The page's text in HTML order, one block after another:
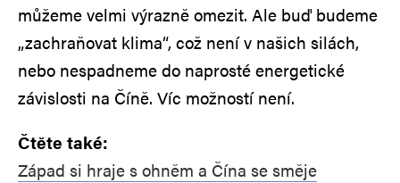
můžeme velmi výrazně omezit. Ale buď budeme
„zachraňovat klima“, což není v našich silách,
nebo nespadneme do naprosté energetické
závislosti na Číně. Víc možností není.
Čtěte také:
Západ si hraje s ohněm a Čína se směje